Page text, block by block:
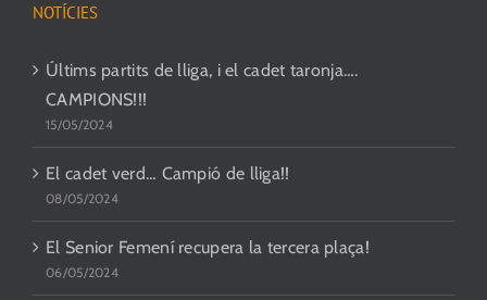
NOTÍCIES
Últims partits de lliga, i el cadet taronja….
CAMPIONS!!!
15/05/2024
El cadet verd… Campió de lliga!!
08/05/2024
El Senior Femení recupera la tercera plaça!
06/05/2024